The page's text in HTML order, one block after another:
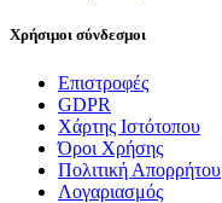
Χρήσιμοι σύνδεσμοι
Επιστροφές
GDPR
Χάρτης Ιστότοπου
Όροι Χρήσης
Πολιτική Απορρήτου
Λογαριασμός